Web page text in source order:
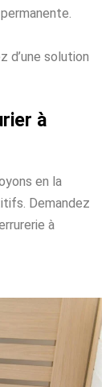
d’une solution
à
en la
Demandez
à